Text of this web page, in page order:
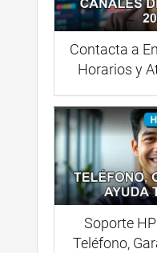
Contacta a
Horarios y
Soporte
Teléfono,